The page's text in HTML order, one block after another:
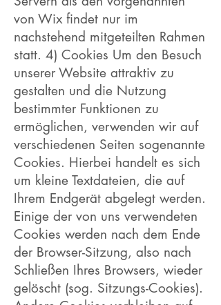
von Wix findet nur im
nachstehend mitgeteilten Rahmen
statt. 4) Cookies Um den Besuch
unserer Website attraktiv zu
gestalten und die Nutzung
bestimmter Funktionen zu
ermöglichen, verwenden wir auf
verschiedenen Seiten sogenannte
Cookies. Hierbei handelt es sich
um kleine Textdateien, die auf
Ihrem Endgerät abgelegt werden.
Einige der von uns verwendeten
Cookies werden nach dem Ende
der Browser-Sitzung, also nach
Schließen Ihres Browsers, wieder
gelöscht (sog. Sitzungs-Cookies).